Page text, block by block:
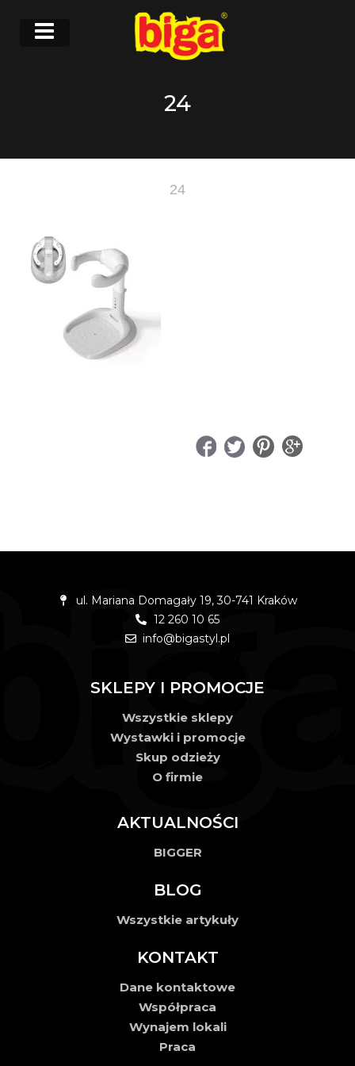
24
24
ul. Mariana Domagały 19, 30-741 Kraków
12 260 10 65
info@bigastyl.pl
SKLEPY I PROMOCJE
Wszystkie sklepy
Wystawki i promocje
Skup odzieży
O firmie
AKTUALNOŚCI
BIGGER
BLOG
Wszystkie artykuły
KONTAKT
Dane kontaktowe
Współpraca
Wynajem lokali
Praca